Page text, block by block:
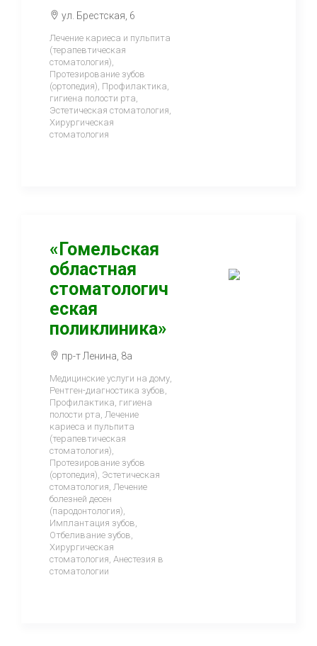
ул. Брестская, 6
Лечение кариеса и пульпита
(терапевтическая
стоматология),
Протезирование зубов
(ортопедия), Профилактика,
гигиена полости рта,
Эстетическая стоматология,
Хирургическая
стоматология
«Гомельская
областная
стоматологич
еская
поликлиника»
пр-т Ленина, 8а
Медицинские услуги на дому,
Рентген-диагностика зубов,
Профилактика, гигиена
полости рта, Лечение
кариеса и пульпита
(терапевтическая
стоматология),
Протезирование зубов
(ортопедия), Эстетическая
стоматология, Лечение
болезней десен
(пародонтология),
Имплантация зубов,
Отбеливание зубов,
Хирургическая
стоматология, Анестезия в
стоматологии